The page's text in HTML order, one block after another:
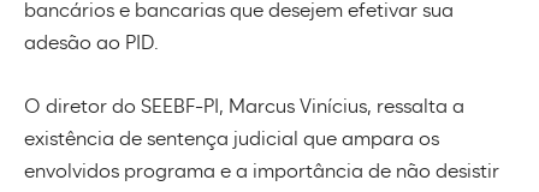
bancários e bancarias que desejem efetivar sua
adesão ao PID.
O diretor do SEEBF-PI, Marcus Vinícius, ressalta a
existência de sentença judicial que ampara os
envolvidos programa e a importância de não desistir